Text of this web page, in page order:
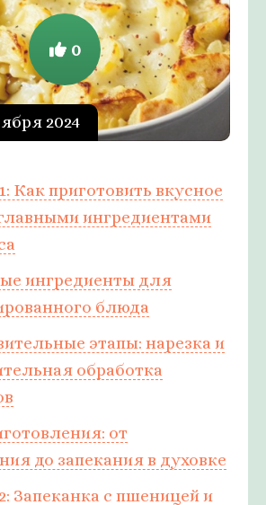
2024
0
Как приготовить вкусное
ингредиентами
ингредиенты для
блюда
этапы: нарезка и
обработка
от
до запекания в духовке
Запеканка с пшеницей и